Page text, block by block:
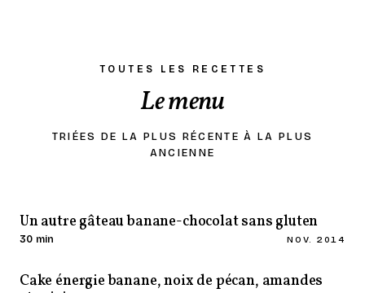
TOUTES LES RECETTES
Le menu
TRIÉES DE LA PLUS RÉCENTE À LA PLUS
ANCIENNE
Un autre gâteau banane-chocolat sans gluten
30 min NOV. 2014
Cake énergie banane, noix de pécan, amandes